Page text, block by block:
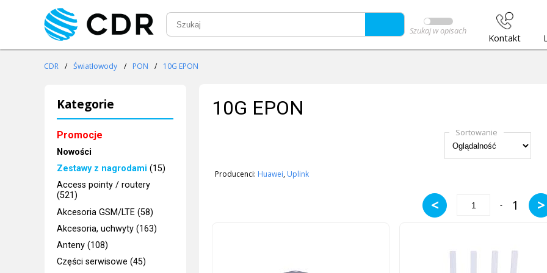
Szukaj w opisach
Kontakt
CDR / Światłowody / PON / 10G EPON
Kategorie
Promocje
Nowości
Zestawy z nagrodami (15)
Access pointy / routery
(521)
Akcesoria GSM/LTE (58)
Akcesoria, uchwyty (163)
Anteny (108)
Części serwisowe (45)
10G EPON
Sortowanie
Producenci: Huawei, Uplink
< - 1 >